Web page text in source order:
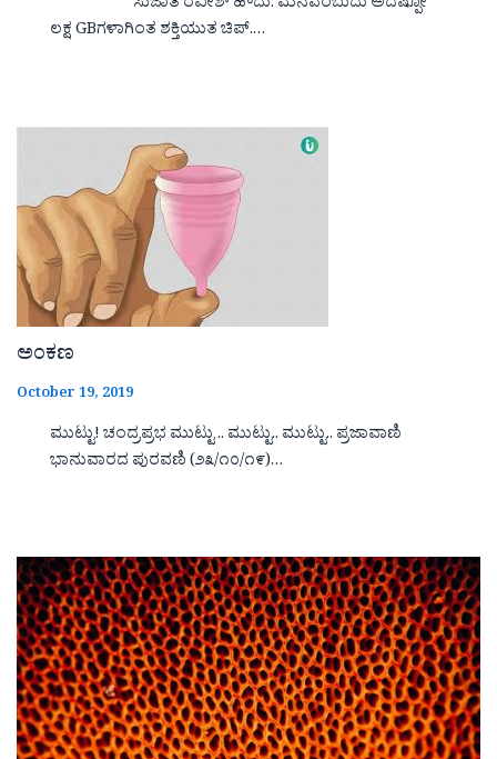
ಸುಜಾತ ರವೀಶ್ ಹೌದು. ಮನವೆಂಬುದು ಅದೆಷ್ಪೋ
ಲಕ್ಷ GBಗಳಾಗಿಂತ ಶಕ್ತಿಯುತ ಚಿಪ್.…
ಅಂಕಣ
October 19, 2019
ಮುಟ್ಟು! ಚಂದ್ರಪ್ರಭ ಮುಟ್ಟು .. ಮುಟ್ಟು.. ಮುಟ್ಟು.. ಪ್ರಜಾವಾಣಿ
ಭಾನುವಾರದ ಪುರವಣಿ (೨೩/೧೦/೧೯)…